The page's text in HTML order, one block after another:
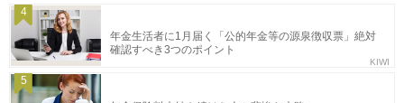
4
年金生活者に1月届く「公的年金等の源泉徴収票」絶対
確認すべき3つのポイント
KIWI
5